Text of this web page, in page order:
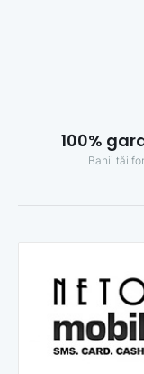
100%
Banii tăi